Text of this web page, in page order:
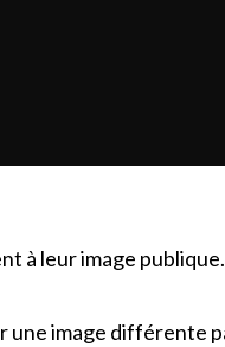
à leur image
une image différente